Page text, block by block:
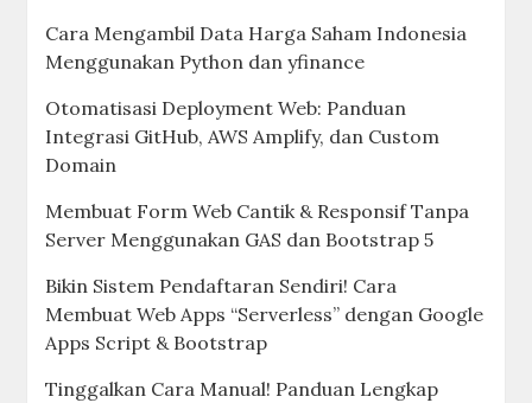
Cara Mengambil Data Harga Saham Indonesia
Menggunakan Python dan yfinance
Otomatisasi Deployment Web: Panduan
Integrasi GitHub, AWS Amplify, dan Custom
Domain
Membuat Form Web Cantik & Responsif Tanpa
Server Menggunakan GAS dan Bootstrap 5
Bikin Sistem Pendaftaran Sendiri! Cara
Membuat Web Apps “Serverless” dengan Google
Apps Script & Bootstrap
Tinggalkan Cara Manual! Panduan Lengkap